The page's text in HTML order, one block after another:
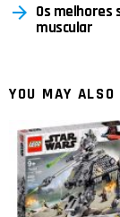
Os
muscular
YOU MAY ALSO